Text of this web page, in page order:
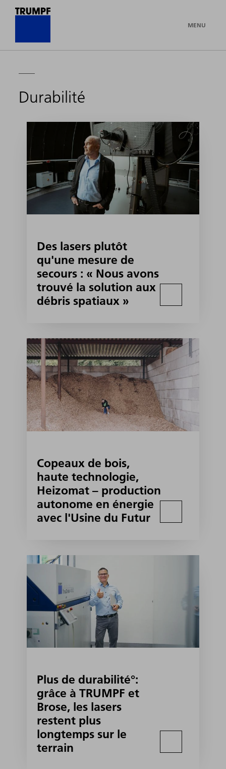
MENU
Durabilité
Des lasers plutôt
qu'une mesure de
secours : « Nous avons
trouvé la solution aux
débris spatiaux »
Copeaux de bois,
haute technologie,
Heizomat – production
autonome en énergie
avec l'Usine du Futur
Plus de durabilité°:
grâce à TRUMPF et
Brose, les lasers
restent plus
longtemps sur le
terrain